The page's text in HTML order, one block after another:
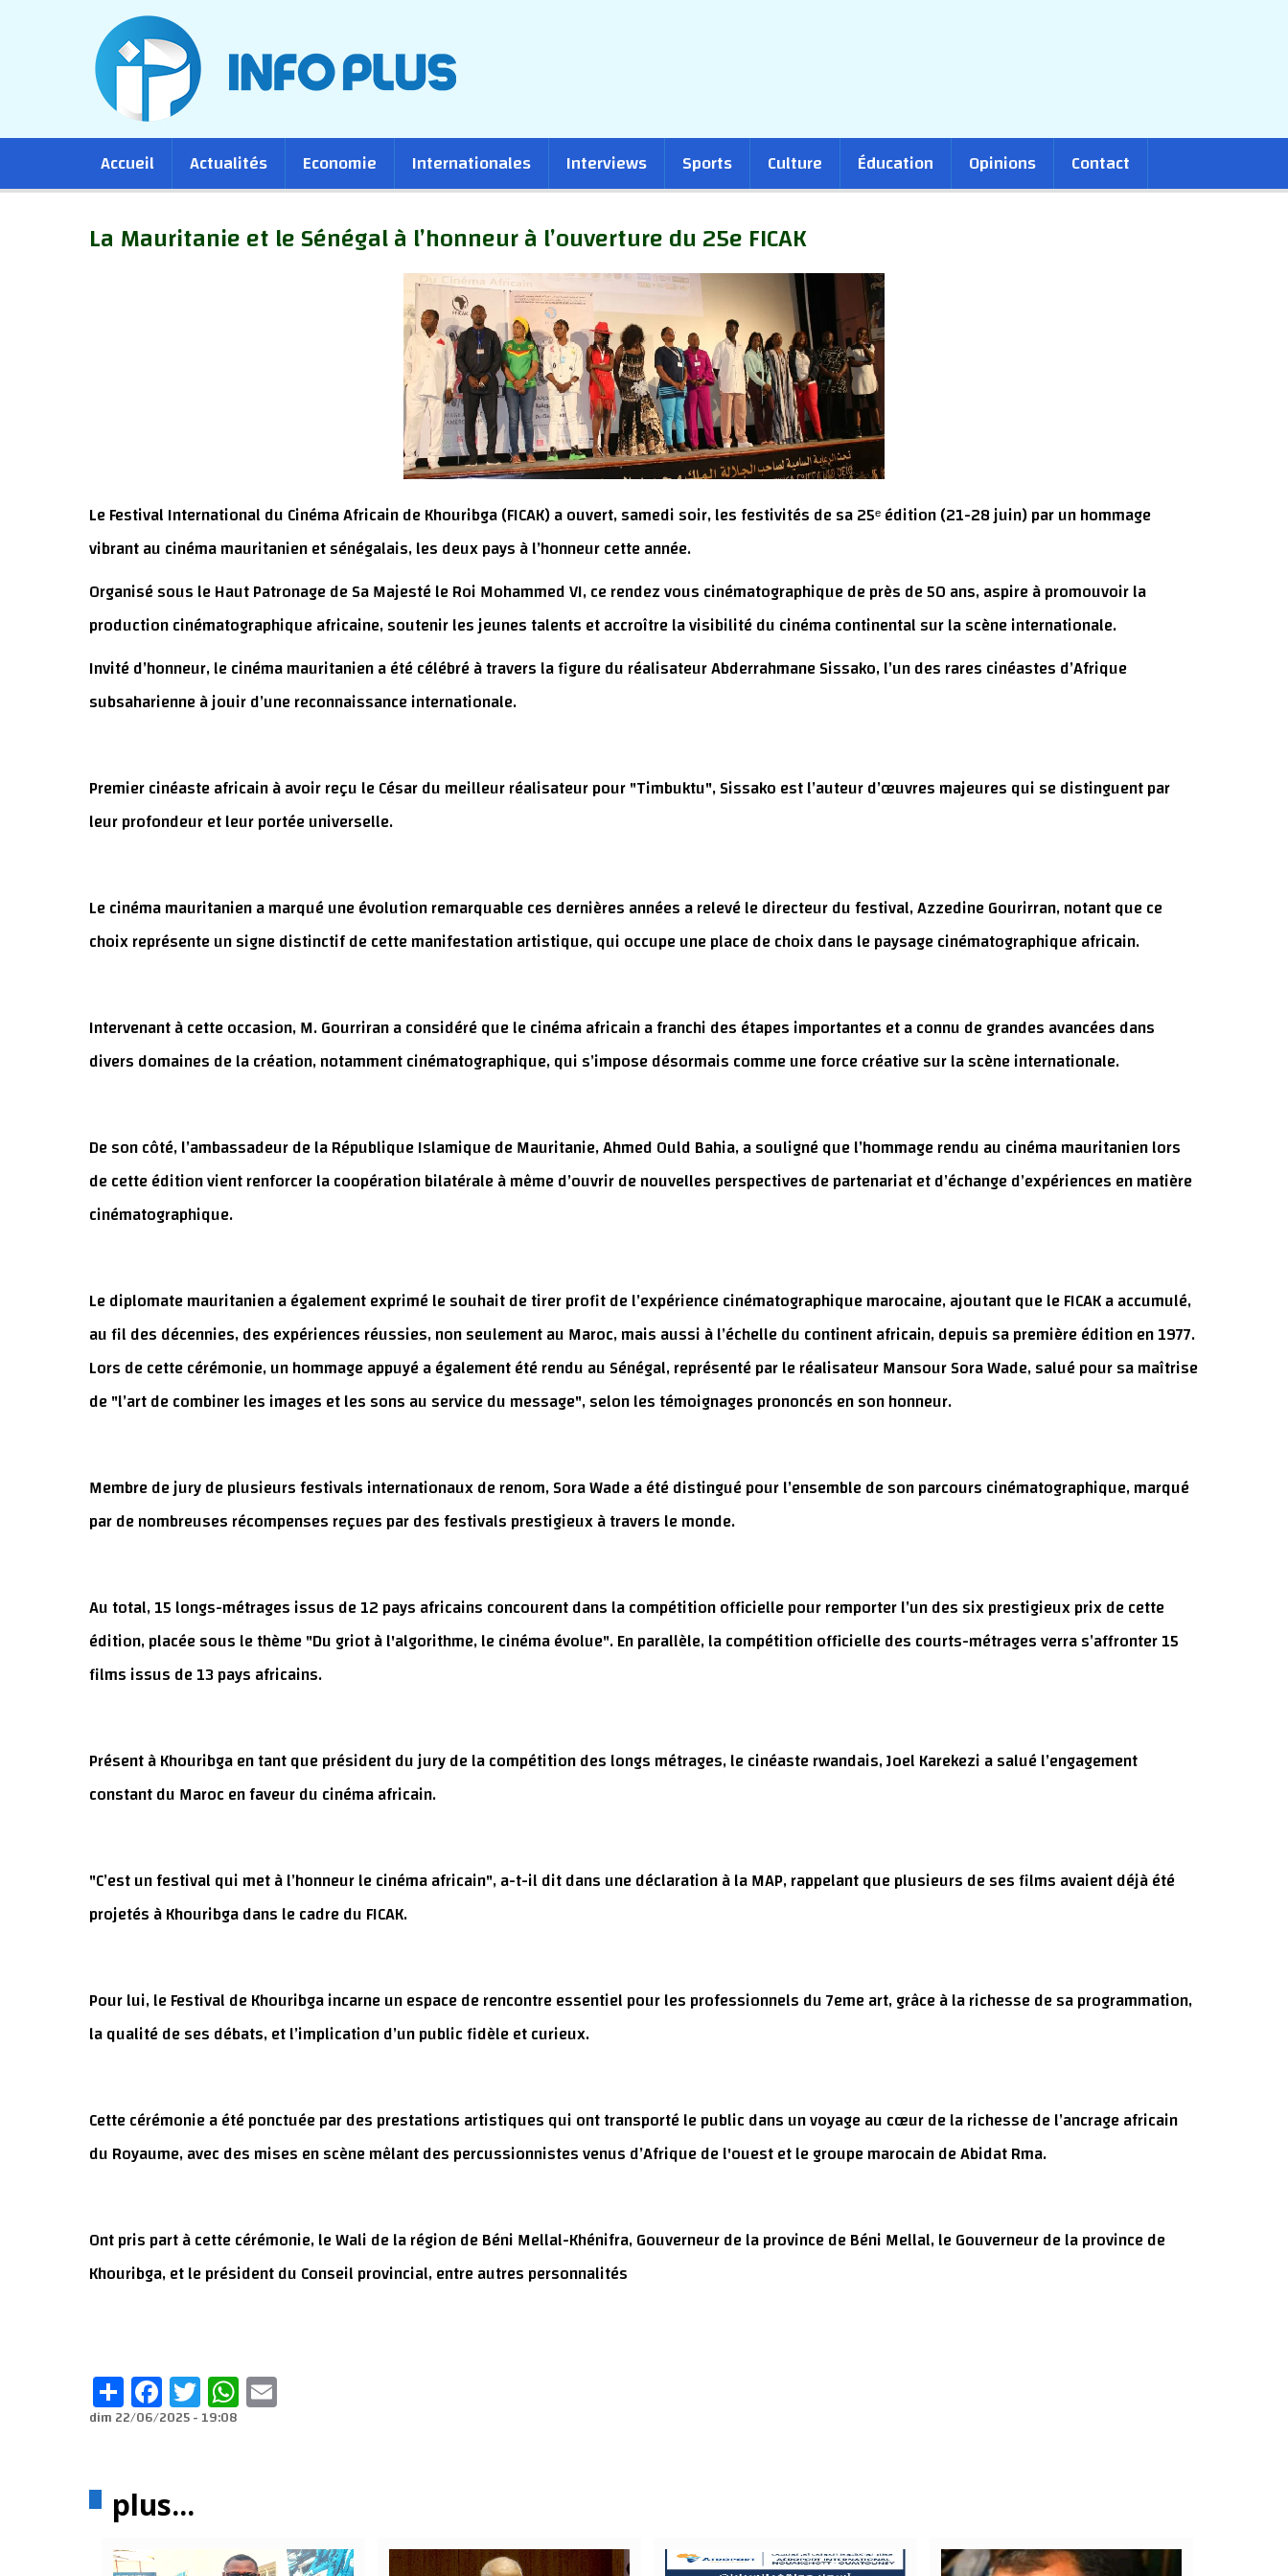
Main
navigation
Accueil Actualités Economie Internationales Interviews Sports Culture Éducation Opinions Contact
La Mauritanie et le Sénégal à l’honneur à l’ouverture du 25e FICAK
Le Festival International du Cinéma Africain de Khouribga (FICAK) a ouvert, samedi soir, les festivités de sa 25ᵉ édition (21-28 juin) par un hommage
vibrant au cinéma mauritanien et sénégalais, les deux pays à l’honneur cette année.
Organisé sous le Haut Patronage de Sa Majesté le Roi Mohammed VI, ce rendez vous cinématographique de près de 50 ans, aspire à promouvoir la
production cinématographique africaine, soutenir les jeunes talents et accroître la visibilité du cinéma continental sur la scène internationale.
Invité d’honneur, le cinéma mauritanien a été célébré à travers la figure du réalisateur Abderrahmane Sissako, l’un des rares cinéastes d’Afrique
subsaharienne à jouir d’une reconnaissance internationale.
Premier cinéaste africain à avoir reçu le César du meilleur réalisateur pour "Timbuktu", Sissako est l’auteur d’œuvres majeures qui se distinguent par
leur profondeur et leur portée universelle.
Le cinéma mauritanien a marqué une évolution remarquable ces dernières années a relevé le directeur du festival, Azzedine Gourirran, notant que ce
choix représente un signe distinctif de cette manifestation artistique, qui occupe une place de choix dans le paysage cinématographique africain.
Intervenant à cette occasion, M. Gourriran a considéré que le cinéma africain a franchi des étapes importantes et a connu de grandes avancées dans
divers domaines de la création, notamment cinématographique, qui s’impose désormais comme une force créative sur la scène internationale.
De son côté, l’ambassadeur de la République Islamique de Mauritanie, Ahmed Ould Bahia, a souligné que l’hommage rendu au cinéma mauritanien lors
de cette édition vient renforcer la coopération bilatérale à même d’ouvrir de nouvelles perspectives de partenariat et d’échange d’expériences en matière
cinématographique.
Le diplomate mauritanien a également exprimé le souhait de tirer profit de l’expérience cinématographique marocaine, ajoutant que le FICAK a accumulé,
au fil des décennies, des expériences réussies, non seulement au Maroc, mais aussi à l’échelle du continent africain, depuis sa première édition en 1977.
Lors de cette cérémonie, un hommage appuyé a également été rendu au Sénégal, représenté par le réalisateur Mansour Sora Wade, salué pour sa maîtrise
de "l’art de combiner les images et les sons au service du message", selon les témoignages prononcés en son honneur.
Membre de jury de plusieurs festivals internationaux de renom, Sora Wade a été distingué pour l’ensemble de son parcours cinématographique, marqué
par de nombreuses récompenses reçues par des festivals prestigieux à travers le monde.
Au total, 15 longs-métrages issus de 12 pays africains concourent dans la compétition officielle pour remporter l’un des six prestigieux prix de cette
édition, placée sous le thème "Du griot à l'algorithme, le cinéma évolue". En parallèle, la compétition officielle des courts-métrages verra s’affronter 15
films issus de 13 pays africains.
Présent à Khouribga en tant que président du jury de la compétition des longs métrages, le cinéaste rwandais, Joel Karekezi a salué l’engagement
constant du Maroc en faveur du cinéma africain.
"C’est un festival qui met à l’honneur le cinéma africain", a-t-il dit dans une déclaration à la MAP, rappelant que plusieurs de ses films avaient déjà été
projetés à Khouribga dans le cadre du FICAK.
Pour lui, le Festival de Khouribga incarne un espace de rencontre essentiel pour les professionnels du 7eme art, grâce à la richesse de sa programmation,
la qualité de ses débats, et l’implication d’un public fidèle et curieux.
Cette cérémonie a été ponctuée par des prestations artistiques qui ont transporté le public dans un voyage au cœur de la richesse de l’ancrage africain
du Royaume, avec des mises en scène mêlant des percussionnistes venus d’Afrique de l'ouest et le groupe marocain de Abidat Rma.
Ont pris part à cette cérémonie, le Wali de la région de Béni Mellal-Khénifra, Gouverneur de la province de Béni Mellal, le Gouverneur de la province de
Khouribga, et le président du Conseil provincial, entre autres personnalités
ShareFacebook
TwitterWhatsApp
dim 22/06/2025 - 19:08
plus...